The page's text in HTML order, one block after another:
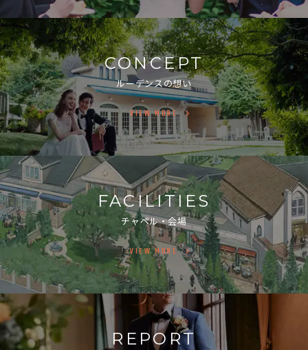
CONCEPT
ルーデンスの想い
VIEW MORE
FACILITIES
チャペル・会場
VIEW MORE
REPORT